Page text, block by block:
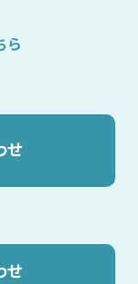
ら
せ
せ